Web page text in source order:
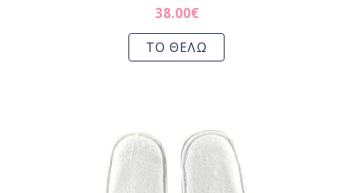
38.00€
ΤΟ ΘΕΛΩ